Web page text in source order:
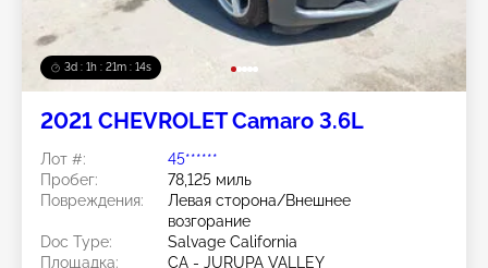
3d : 1h : 21m : 11s
2021 CHEVROLET Camaro 3.6L
Лот #:
45******
Пробег:
78,125 миль
Повреждения:
Левая сторона/Внешнее
возгорание
Doc Type:
Salvage California
Площадка:
CA - JURUPA VALLEY